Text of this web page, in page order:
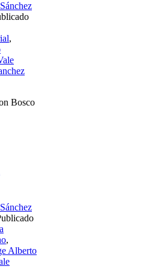
,
,
Alberto